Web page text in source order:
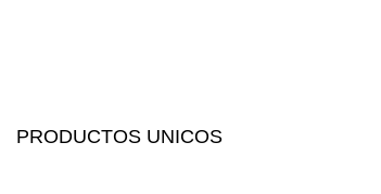
PRODUCTOS UNICOS